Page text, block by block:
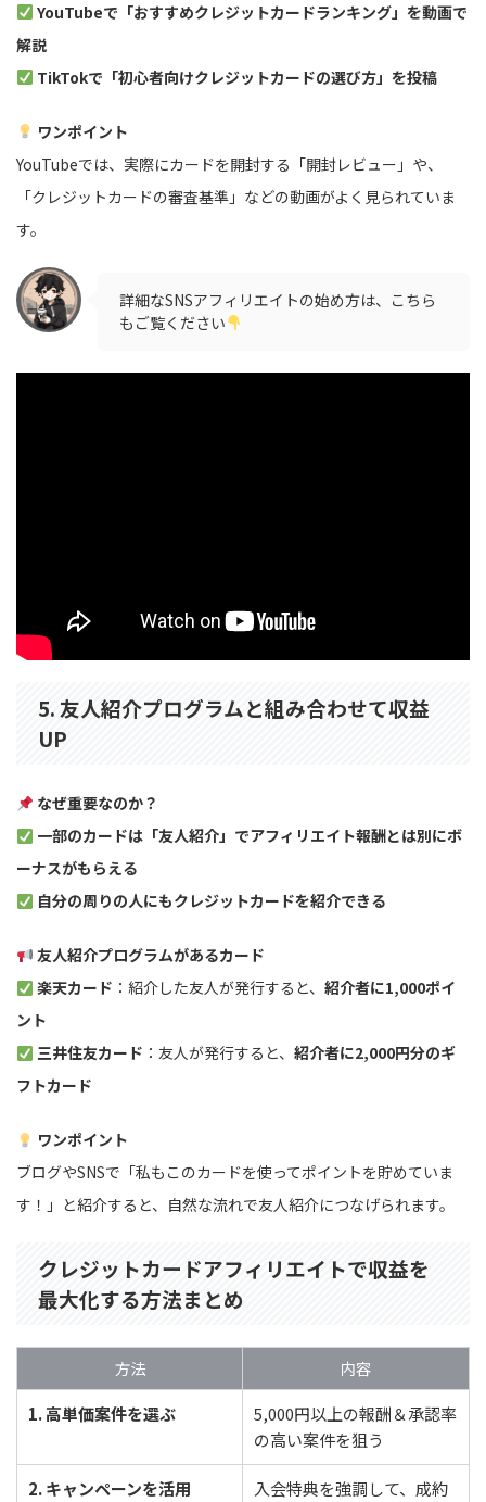
YouTubeで「おすすめクレジットカードランキング」を動画で
解説
TikTokで「初心者向けクレジットカードの選び方」を投稿
ワンポイント
YouTubeでは、実際にカードを開封する「開封レビュー」や、
「クレジットカードの審査基準」などの動画がよく見られていま
す。
詳細なSNSアフィリエイトの始め方は、こちら
もご覧ください
5. 友人紹介プログラムと組み合わせて収益
UP
なぜ重要なのか？
一部のカードは「友人紹介」でアフィリエイト報酬とは別にボ
ーナスがもらえる
自分の周りの人にもクレジットカードを紹介できる
友人紹介プログラムがあるカード
楽天カード ：紹介した友人が発行すると、 紹介者に1,000ポイ
ント
三井住友カード ：友人が発行すると、 紹介者に2,000円分のギ
フトカード
ワンポイント
ブログやSNSで「私もこのカードを使ってポイントを貯めていま
す！」と紹介すると、自然な流れで友人紹介につなげられます。
クレジットカードアフィリエイトで収益を
最大化する方法まとめ
方法
内容
1. 高単価案件を選ぶ
5,000円以上の報酬＆承認率
の高い案件を狙う
2. キャンペーンを活用
入会特典を強調して、成約